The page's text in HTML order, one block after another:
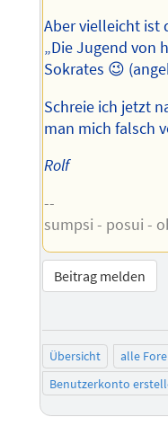
Aber vielleicht ist
„Die Jugend von
Sokrates 😉
Schreie ich jetzt
man mich falsch
Rolf
--
sumpsi - posui -
Beitrag melden
Übersicht alle
Benutzerkonto